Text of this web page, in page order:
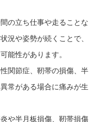
の立ち仕事や走ることな
況や姿勢が続くことで、
能性があります。
関節症、靭帯の損傷、半
常がある場合に痛みが生
や半月板損傷、靭帯損傷